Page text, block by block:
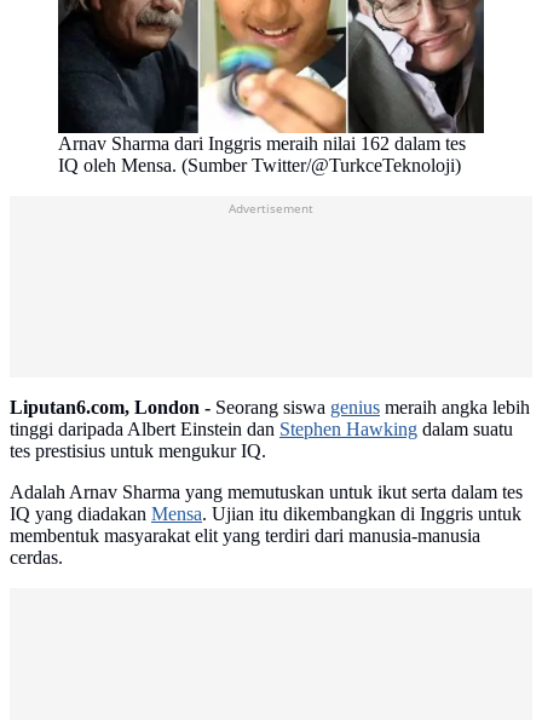
Arnav Sharma dari Inggris meraih nilai 162 dalam tes
IQ oleh Mensa. (Sumber Twitter/@TurkceTeknoloji)
Advertisement
Liputan6.com, London - Seorang siswa genius meraih angka lebih
tinggi daripada Albert Einstein dan Stephen Hawking dalam suatu
tes prestisius untuk mengukur IQ.
Adalah Arnav Sharma yang memutuskan untuk ikut serta dalam tes
IQ yang diadakan Mensa. Ujian itu dikembangkan di Inggris untuk
membentuk masyarakat elit yang terdiri dari manusia-manusia
cerdas.